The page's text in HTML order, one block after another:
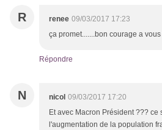
R renee 09/03/2017 17:23
ça promet.......bon courage a
Répondre
N nicol 09/03/2017 17:20
Et avec Macron Président ???
l'augmentation de la population